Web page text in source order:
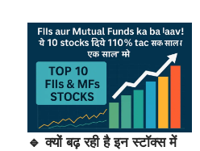
🔹 क्यों बढ़ रही है इन स्टॉक्स में